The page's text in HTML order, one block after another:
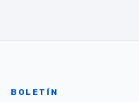
BOLETÍN